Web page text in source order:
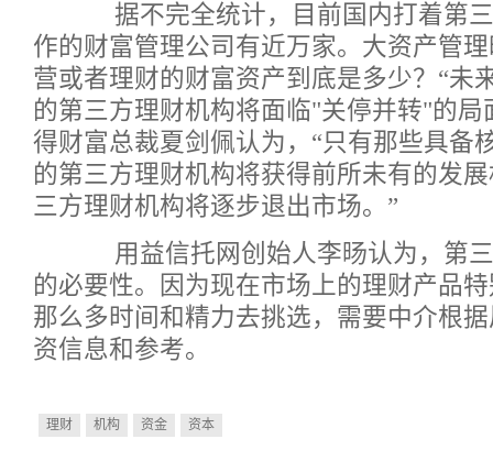
据不完全统计，目前国内打着第三
作的财富管理公司有近万家。大资产管
营或者理财的财富资产到底是多少？“未
的第三方理财机构将面临"关停并转"的局
得财富总裁夏剑佩认为，“只有那些具备
的第三方理财机构将获得前所未有的发
三方理财机构将逐步退出市场。”
用益信托网创始人李旸认为，第三
的必要性。因为现在市场上的理财产品
那么多时间和精力去挑选，需要中介根
资信息和参考。
理财 机构 资金 资本